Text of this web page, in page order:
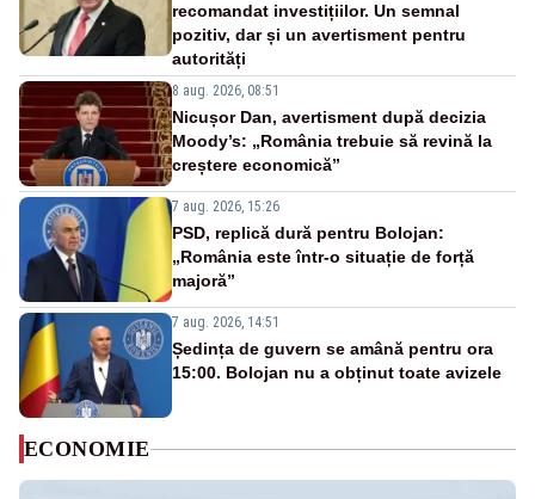
recomandat investițiilor. Un semnal
pozitiv, dar și un avertisment pentru
autorități
8 aug. 2026, 08:51
Nicușor Dan, avertisment după decizia
Moody’s: „România trebuie să revină la
creștere economică”
7 aug. 2026, 15:26
PSD, replică dură pentru Bolojan:
„România este într-o situație de forță
majoră”
7 aug. 2026, 14:51
Ședința de guvern se amână pentru ora
15:00. Bolojan nu a obținut toate avizele
ECONOMIE